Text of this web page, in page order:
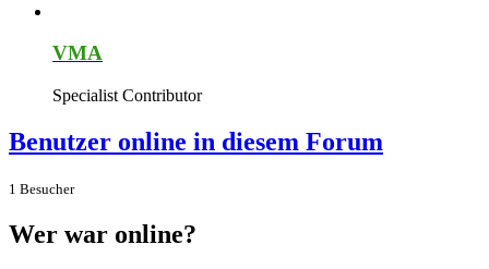
VMA
Specialist Contributor
Benutzer online in diesem Forum
1 Besucher
Wer war online?